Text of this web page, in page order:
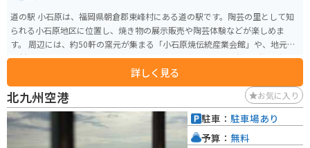
道の駅 小石原は、福岡県朝倉郡東峰村にある道の駅です。陶芸の里として知
られる小石原地区に位置し、焼き物の展示販売や陶芸体験などが楽しめま
す。 周辺には、約50軒の窯元が集まる「小石原焼伝統産業会館」や、地元の
食材を使った料理が味わえる飲食店などがあります。また、春には桜、秋に
は紅葉の名所としても知られています。 バイクで訪れる場合、道の駅には広
い駐車場が完備されているので安心です。ツーリングの休憩場所としても最
適で、周辺には自然豊かなワインディングロードが広がっているので、バイ
クでの観光もおすすめです。 小石原焼は、日々の暮らしに馴染む素朴な風合
いが特徴で、お土産にも最適です。特に、飛び鉋や刷毛目などの伝統的な技
法を用いた作品は、一見の価値があります。道の駅 小石原で、自然と触れ合
詳しく見る
北九州空港 お気に入り
駐車： 駐車場あり
予算： 無料